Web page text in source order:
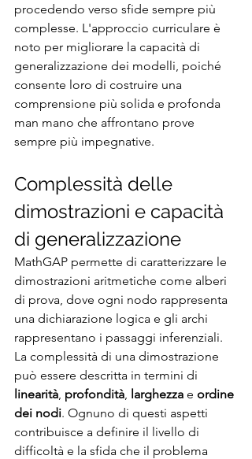
procedendo verso sfide sempre più
complesse. L'approccio curriculare è
noto per migliorare la capacità di
generalizzazione dei modelli, poiché
consente loro di costruire una
comprensione più solida e profonda
man mano che affrontano prove
sempre più impegnative.
Complessità delle
dimostrazioni e capacità
di generalizzazione
MathGAP permette di caratterizzare le
dimostrazioni aritmetiche come alberi
di prova, dove ogni nodo rappresenta
una dichiarazione logica e gli archi
rappresentano i passaggi inferenziali.
La complessità di una dimostrazione
può essere descritta in termini di
linearità profondità larghezza e ordine
dei nodi. Ognuno di questi aspetti
contribuisce a definire il livello di
difficoltà e la sfida che il problema